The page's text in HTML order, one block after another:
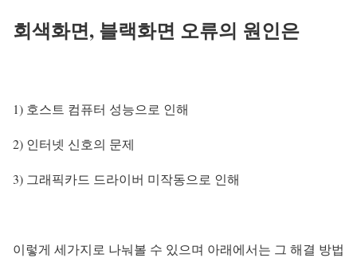
회색화면, 블랙화면 오류의 원인은
1) 호스트 컴퓨터 성능으로 인해
2) 인터넷 신호의 문제
3) 그래픽카드 드라이버 미작동으로 인해
이렇게 세가지로 나눠볼 수 있으며 아래에서는 그 해결 방법